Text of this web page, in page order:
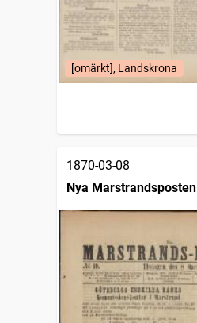
[omärkt], Landskrona
1870-03-08
Nya Marstrandsposten